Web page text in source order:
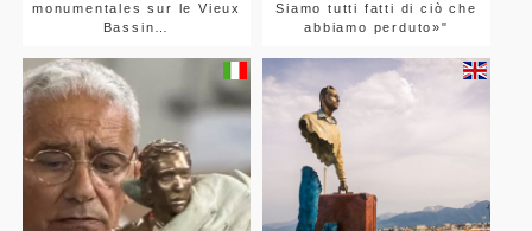
monumentales sur le Vieux
Bassin…
Siamo tutti fatti di ciò che
abbiamo perduto»"